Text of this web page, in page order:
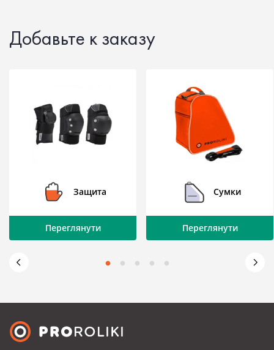
Добавьте к заказу
Защита
Переглянути
Сумки
Переглянути